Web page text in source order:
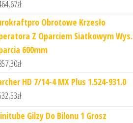
zł
Obrotowe Krzesło
Z Oparciem Siatkowym Wys.
600mm
zł
HD 7/14-4 MX Plus 1.524-931.0
zł
Gilzy Do Bilonu 1 Grosz